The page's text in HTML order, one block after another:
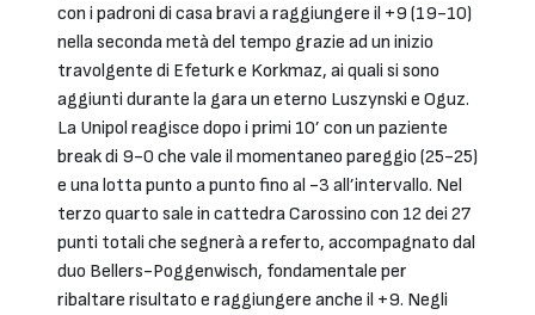
con i padroni di casa bravi a raggiungere il +9 (19-10)
nella seconda metà del tempo grazie ad un inizio
travolgente di Efeturk e Korkmaz, ai quali si sono
aggiunti durante la gara un eterno Luszynski e Oguz.
La Unipol reagisce dopo i primi 10’ con un paziente
break di 9-0 che vale il momentaneo pareggio (25-25)
e una lotta punto a punto fino al -3 all’intervallo. Nel
terzo quarto sale in cattedra Carossino con 12 dei 27
punti totali che segnerà a referto, accompagnato dal
duo Bellers-Poggenwisch, fondamentale per
ribaltare risultato e raggiungere anche il +9. Negli